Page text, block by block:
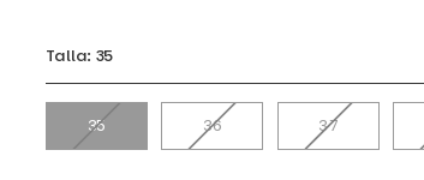
Talla: 35
35 36 37